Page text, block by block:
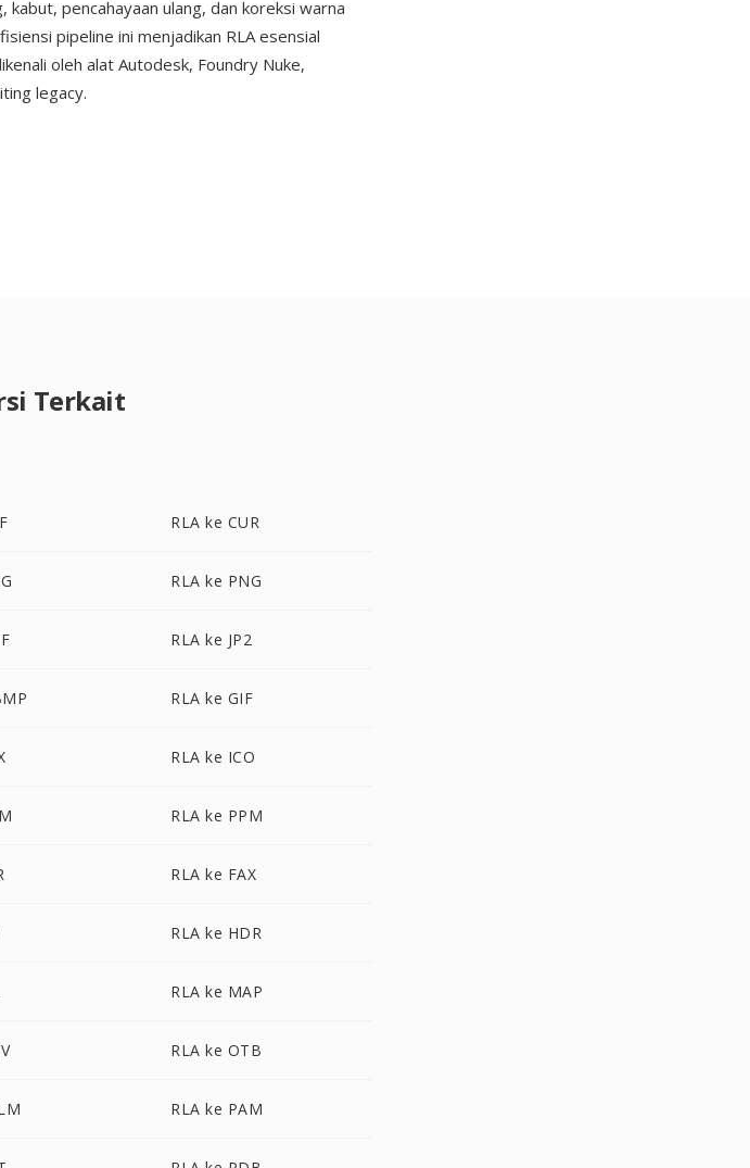
pencahayaan ulang, dan koreksi warna
pipeline ini menjadikan RLA esensial
oleh alat Autodesk, Foundry Nuke,
legacy.
Terkait
RLA ke CUR
RLA ke PNG
RLA ke JP2
RLA ke GIF
RLA ke ICO
RLA ke PPM
RLA ke FAX
RLA ke HDR
RLA ke MAP
RLA ke OTB
RLA ke PAM